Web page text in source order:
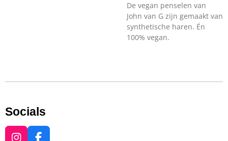
De vegan penselen van
John van G zijn gemaakt van
synthetische haren. Én
100% vegan.
Socials